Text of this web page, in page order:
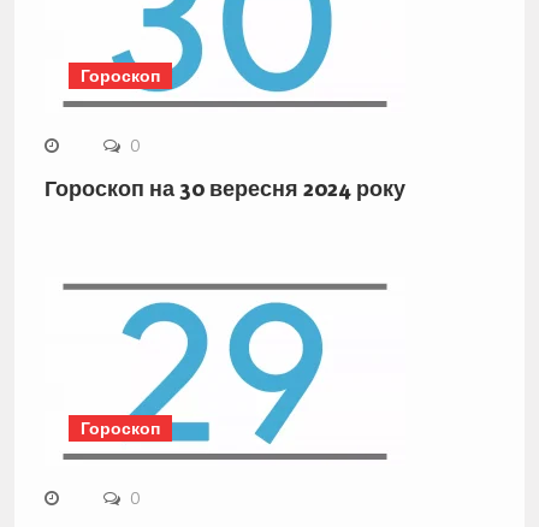
Гороскоп
0
Гороскоп на 30 вересня 2024 року
Гороскоп
0